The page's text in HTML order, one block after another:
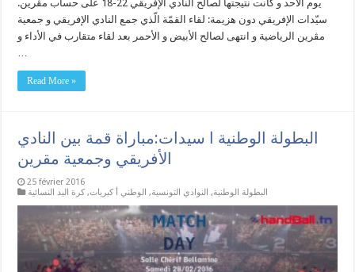
يوم الأحد و كانت نتيجتها لصالح النادي الإفريقي 22-18 على حساب مڨرين.
سيّدات الإفريقي دون هزيمة: لقاء القمّة الّذي جمع النادي الإفريقي و جمعية
مڨرين الرياضية و انتهى لصالح الأبيض و الأحمر بعد لقاء متقارب في الأداء و
Read More »
البطولة الوطنية ا سيدات:مباراة قمة بين النادي
الأفريقي وجمعية مقرين
25 février 2016
البطولة الوطنية, النوادي التونسية, الوطني أ كبريات, كرة اليد النسائية